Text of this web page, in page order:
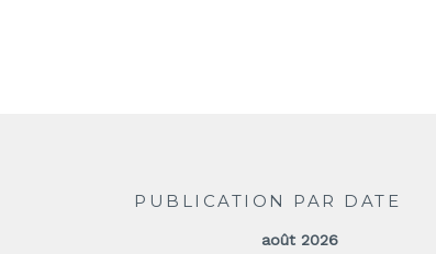
PUBLICATION PAR DATE
août 2026